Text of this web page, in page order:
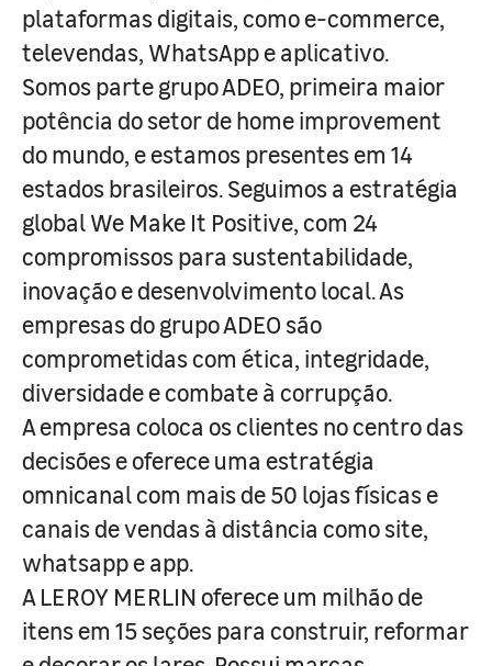
plataformas digitais, como e-commerce,
televendas, WhatsApp e aplicativo.
Somos parte grupo ADEO, primeira maior
potência do setor de home improvement
do mundo, e estamos presentes em 14
estados brasileiros. Seguimos a estratégia
global We Make It Positive, com 24
compromissos para sustentabilidade,
inovação e desenvolvimento local. As
empresas do grupo ADEO são
comprometidas com ética, integridade,
diversidade e combate à corrupção.
A empresa coloca os clientes no centro das
decisões e oferece uma estratégia
omnicanal com mais de 50 lojas físicas e
canais de vendas à distância como site,
whatsapp e app.
A LEROY MERLIN oferece um milhão de
itens em 15 seções para construir, reformar